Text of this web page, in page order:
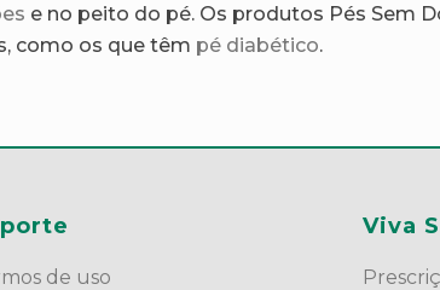
e no peito do pé. Os produtos Pés Sem
como os que têm pé diabético.
de uso
Viva